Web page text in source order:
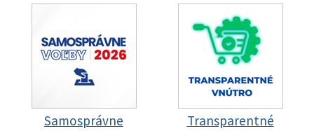
Samosprávne
Transparentné